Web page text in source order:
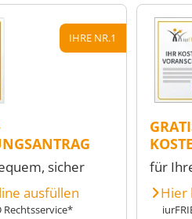
IHRE NR.1
sicher
ausfüllen
Rechtsservice*
für
Hier